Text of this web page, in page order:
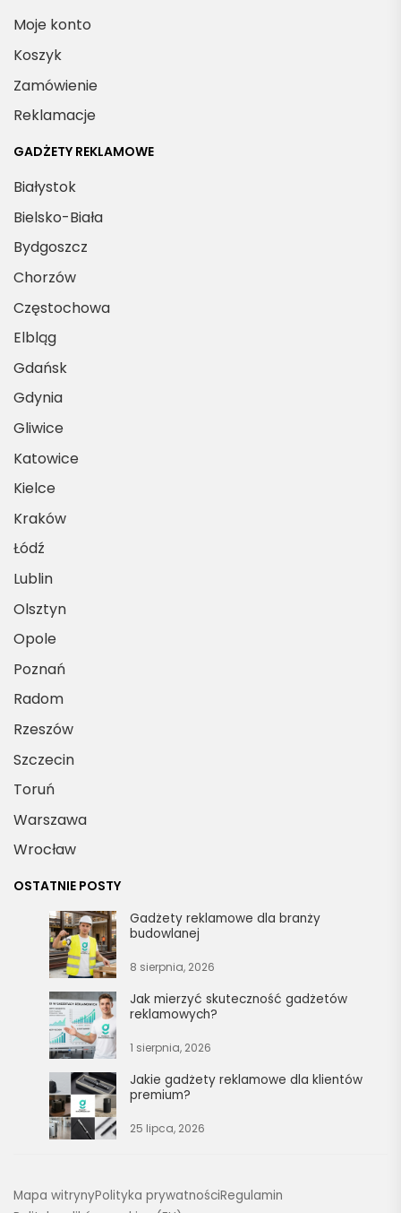
Moje konto
Koszyk
Zamówienie
Reklamacje
GADŻETY REKLAMOWE
Białystok
Bielsko-Biała
Bydgoszcz
Chorzów
Częstochowa
Elbląg
Gdańsk
Gdynia
Gliwice
Katowice
Kielce
Kraków
Łódź
Lublin
Olsztyn
Opole
Poznań
Radom
Rzeszów
Szczecin
Toruń
Warszawa
Wrocław
OSTATNIE POSTY
Gadżety reklamowe dla branży
budowlanej
8 sierpnia, 2026
Jak mierzyć skuteczność gadżetów
reklamowych?
1 sierpnia, 2026
Jakie gadżety reklamowe dla klientów
premium?
25 lipca, 2026
Mapa witrynyPolityka prywatnościRegulamin